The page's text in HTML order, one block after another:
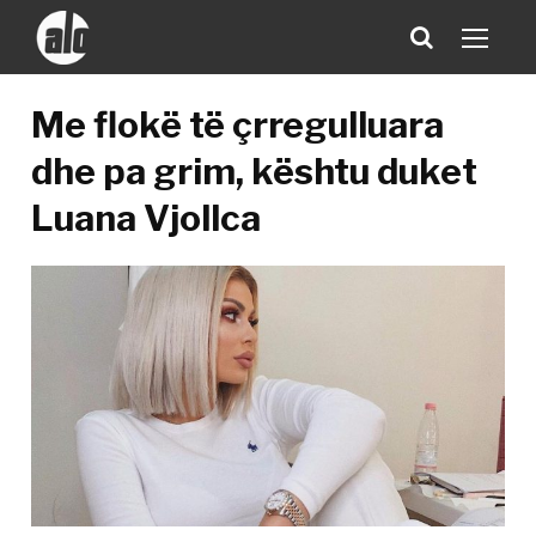
Me flokë të çrregulluara
dhe pa grim, kështu duket
Luana Vjollca